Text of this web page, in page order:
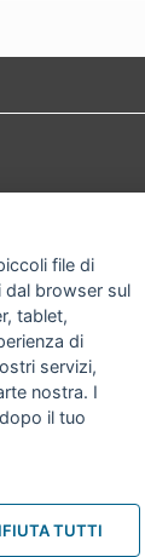
di
file di
browser sul
tablet,
di
servizi,
nostra. I
il tuo
TUTTI